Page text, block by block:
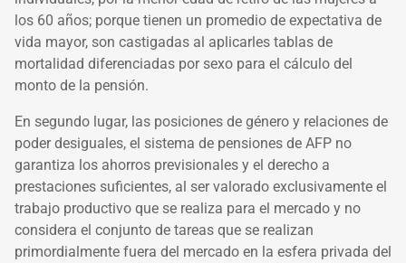
los 60 años; porque tienen un promedio de expectativa de
vida mayor, son castigadas al aplicarles tablas de
mortalidad diferenciadas por sexo para el cálculo del
monto de la pensión.
En segundo lugar, las posiciones de género y relaciones de
poder desiguales, el sistema de pensiones de AFP no
garantiza los ahorros previsionales y el derecho a
prestaciones suficientes, al ser valorado exclusivamente el
trabajo productivo que se realiza para el mercado y no
considera el conjunto de tareas que se realizan
primordialmente fuera del mercado en la esfera privada del